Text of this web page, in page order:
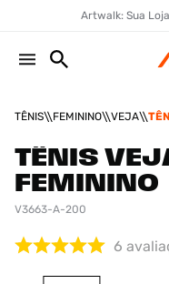
Artwalk: Sua
TÊNIS FEMININO VEJA
TÊNIS
FEMININO
V3663-A-200
6